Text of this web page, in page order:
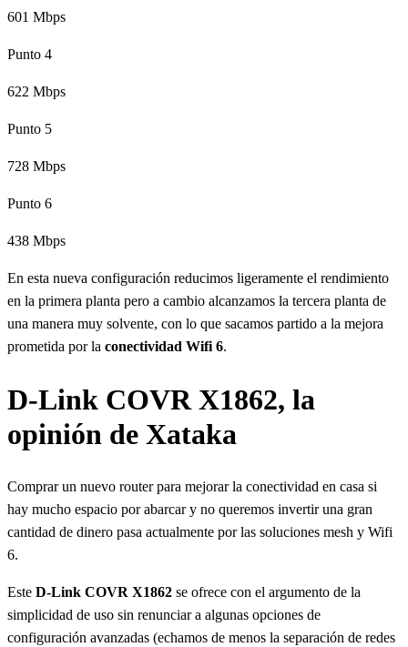
601 Mbps
Punto 4
622 Mbps
Punto 5
728 Mbps
Punto 6
438 Mbps
En esta nueva configuración reducimos ligeramente el rendimiento
en la primera planta pero a cambio alcanzamos la tercera planta de
una manera muy solvente, con lo que sacamos partido a la mejora
prometida por la conectividad Wifi 6.
D-Link COVR X1862, la
opinión de Xataka
Comprar un nuevo router para mejorar la conectividad en casa si
hay mucho espacio por abarcar y no queremos invertir una gran
cantidad de dinero pasa actualmente por las soluciones mesh y Wifi
6.
Este D-Link COVR X1862 se ofrece con el argumento de la
simplicidad de uso sin renunciar a algunas opciones de
configuración avanzadas (echamos de menos la separación de redes